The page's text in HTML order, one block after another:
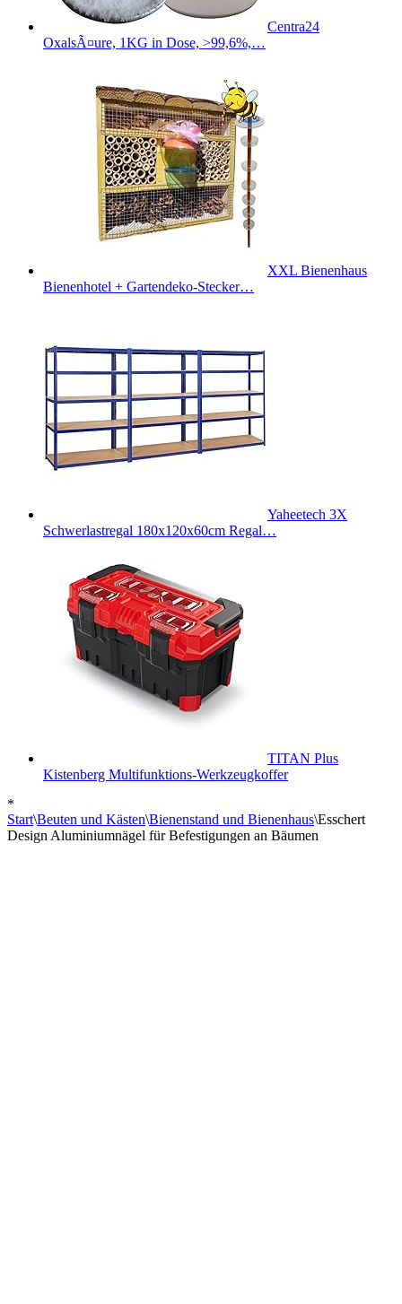
Centra24
OxalsÃ¤ure, 1KG in Dose, >99,6%,…
XXL Bienenhaus
Bienenhotel + Gartendeko-Stecker…
Yaheetech 3X
Schwerlastregal 180x120x60cm Regal…
TITAN Plus
Kistenberg Multifunktions-Werkzeugkoffer
*
Start\Beuten und Kästen\Bienenstand und Bienenhaus\Esschert
Design Aluminiumnägel für Befestigungen an Bäumen